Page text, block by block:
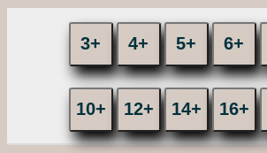
3+ 4+ 5+ 6+
10+ 12+ 14+ 16+